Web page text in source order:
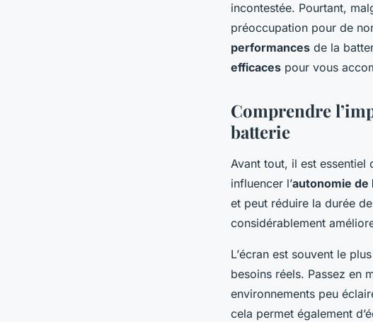
incontestée. Pourtant,
préoccupation pour de
performances de la
efficaces pour vous
Comprendre
batterie
Avant tout, il est essentiel
influencer l’autonomie de
et peut réduire la durée
considérablement
L’écran est souvent le
besoins réels. Passez en
environnements peu
cela permet également